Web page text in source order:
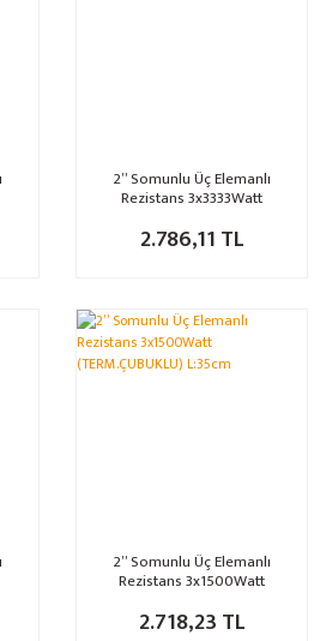
2” Somunlu Üç Elemanlı
Rezistans 3x3333Watt
2.786,11 TL
2” Somunlu Üç Elemanlı
Rezistans 3x1500Watt
2.718,23 TL